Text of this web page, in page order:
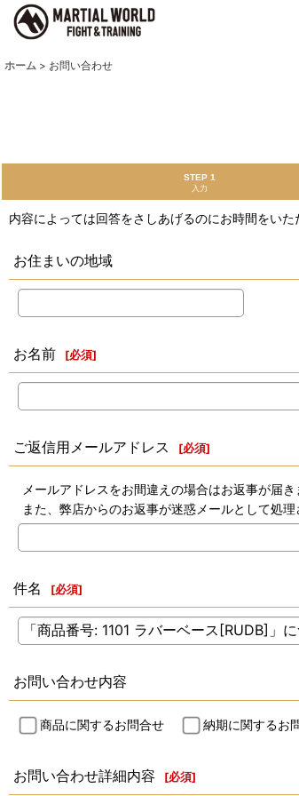
ホーム > お問い合わせ
STEP 1
入力
内容によっては回答をさしあげるのにお時間をい
お住まいの地域
お名前 [必須]
ご返信用メールアドレス [必須]
メールアドレスをお間違えの場合はお返事が届き
また、弊店からのお返事が迷惑メールとして処
件名 [必須]
お問い合わせ内容
商品に関するお問合せ 納期に関するお
お問い合わせ詳細内容 [必須]